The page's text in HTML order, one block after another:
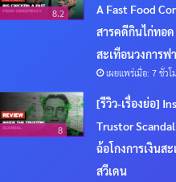
8.2
A Fast Food
สารคดีกินไก่ทอด
สะเทือนวงการฟ
เผยแพร่เมื่อ: 7 ชั่ว
8
[รีวิว-เรื่องย่อ]
Trustor
ฉ้อโกงการเงินส
สวีเดน